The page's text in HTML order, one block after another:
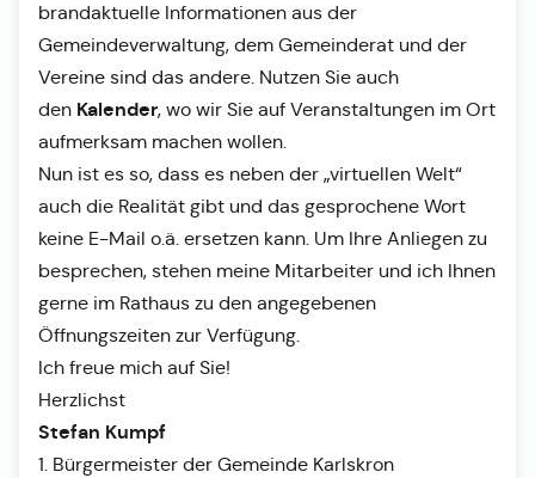
brandaktuelle Informationen aus der
Gemeindeverwaltung, dem Gemeinderat und der
Vereine sind das andere. Nutzen Sie auch
den Kalender, wo wir Sie auf Veranstaltungen im Ort
aufmerksam machen wollen.
Nun ist es so, dass es neben der „virtuellen Welt“
auch die Realität gibt und das gesprochene Wort
keine E-Mail o.ä. ersetzen kann. Um Ihre Anliegen zu
besprechen, stehen meine Mitarbeiter und ich Ihnen
gerne im Rathaus zu den angegebenen
Öffnungszeiten zur Verfügung.
Ich freue mich auf Sie!
Herzlichst
Stefan Kumpf
1. Bürgermeister der Gemeinde Karlskron